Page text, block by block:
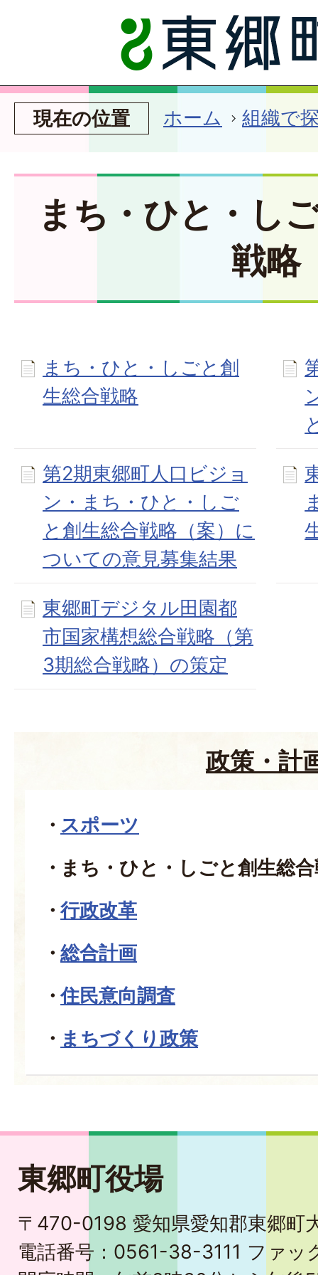
現在の位置 ホーム 組織で
まち・ひと・し
戦略
まち・ひと・しごと創
生総合戦略
第2期東郷町人口ビジョ
ン・まち・ひと・しご
と創生総合戦略（案）に
ついての意見募集結果
東郷町デジタル田園都
市国家構想総合戦略（第
3期総合戦略）の策定
政策・計
スポーツ
まち・ひと・しごと創生総
行政改革
総合計画
住民意向調査
まちづくり政策
東郷町役場
〒470-0198 愛知県愛知郡東郷町
電話番号：0561-38-3111 ファ